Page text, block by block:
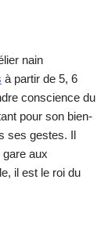
nain
à partir de 5, 6
conscience du
pour son bien-
ses gestes. Il
aux
il est le roi du